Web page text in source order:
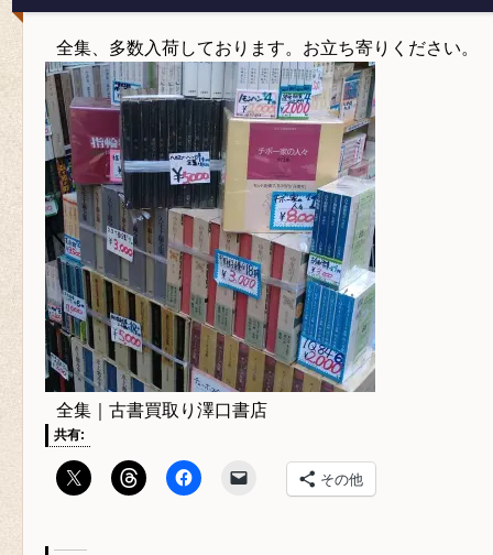
全集、多数入荷しております。お立ち寄りください。
全集｜古書買取り澤口書店
共有:
その他